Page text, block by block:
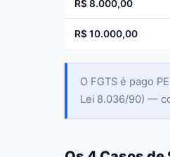
R$ 8.000,00
R$ 10.000,00
O FGTS é pago
Lei 8.036/90) —